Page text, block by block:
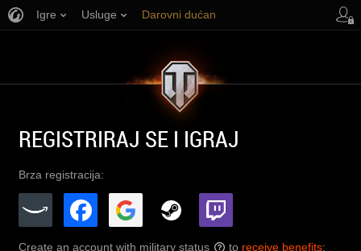
Igre Usluge Darovni dućan
REGISTRIRAJ SE I IGRAJ
Brza registracija:
Create an account with military status ? to receive benefits: